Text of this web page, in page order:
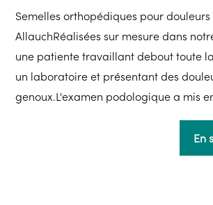
Semelles orthopédiques pour
AllauchRéalisées sur mesure dans
une patiente travaillant debout toute
un laboratoire et présentant des
genoux.L'examen podologique a mis
En